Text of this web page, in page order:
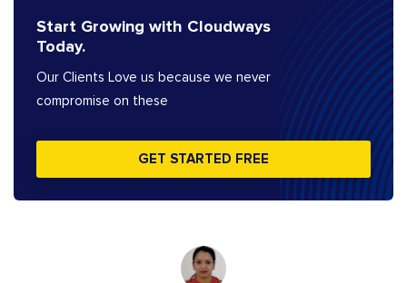
Start Growing with Cloudways
Today.
Our Clients Love us because we never
compromise on these
GET STARTED FREE